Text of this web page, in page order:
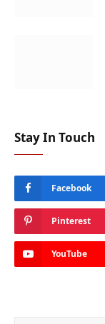
Stay In Touch
Facebook
Pinterest
YouTube